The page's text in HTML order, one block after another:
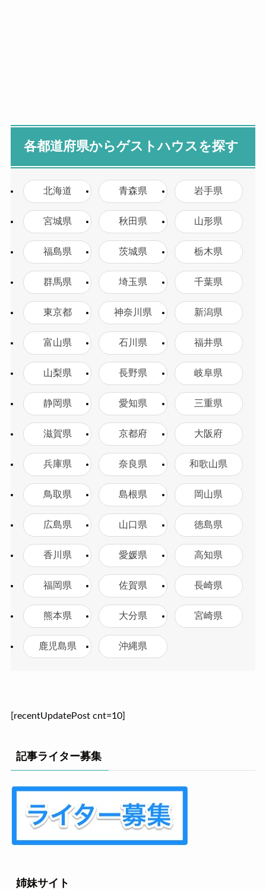
各都道府県からゲストハウスを探す
北海道 青森県 岩手県
宮城県 秋田県 山形県
福島県 茨城県 栃木県
群馬県 埼玉県 千葉県
東京都 神奈川県 新潟県
富山県 石川県 福井県
山梨県 長野県 岐阜県
静岡県 愛知県 三重県
滋賀県 京都府 大阪府
兵庫県 奈良県 和歌山県
鳥取県 島根県 岡山県
広島県 山口県 徳島県
香川県 愛媛県 高知県
福岡県 佐賀県 長崎県
熊本県 大分県 宮崎県
鹿児島県 沖縄県
[recentUpdatePost cnt=10]
記事ライター募集
姉妹サイト